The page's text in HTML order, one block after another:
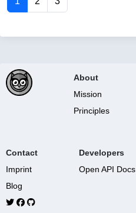
About
Mission
Principles
Contact
Imprint
Blog
Developers
Open API Docs